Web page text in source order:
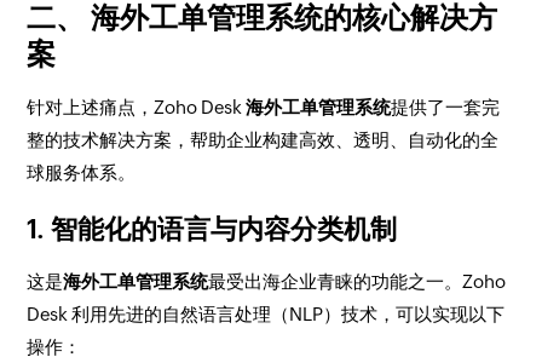
二、 海外工单管理系统的核心解决方
案
针对上述痛点，Zoho Desk海外工单管理系统提供了一套完
整的技术解决方案，帮助企业构建高效、透明、自动化的全
球服务体系。
1. 智能化的语言与内容分类机制
这是海外工单管理系统最受出海企业青睐的功能之一。Zoho
Desk 利用先进的自然语言处理（NLP）技术，可以实现以下
操作：